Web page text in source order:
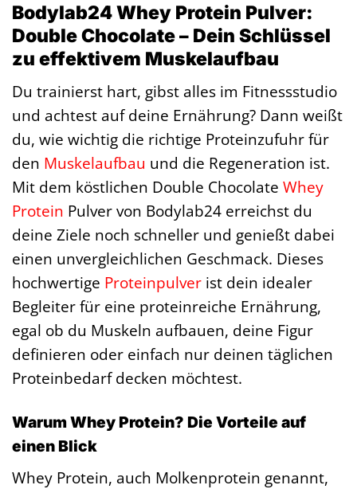
Bodylab24 Whey Protein Pulver:
Double Chocolate – Dein Schlüssel
zu effektivem Muskelaufbau
Du trainierst hart, gibst alles im Fitnessstudio
und achtest auf deine Ernährung? Dann weißt
du, wie wichtig die richtige Proteinzufuhr für
den Muskelaufbau und die Regeneration ist.
Mit dem köstlichen Double Chocolate Whey
Protein Pulver von Bodylab24 erreichst du
deine Ziele noch schneller und genießt dabei
einen unvergleichlichen Geschmack. Dieses
hochwertige Proteinpulver ist dein idealer
Begleiter für eine proteinreiche Ernährung,
egal ob du Muskeln aufbauen, deine Figur
definieren oder einfach nur deinen täglichen
Proteinbedarf decken möchtest.
Warum Whey Protein? Die Vorteile auf
einen Blick
Whey Protein, auch Molkenprotein genannt,